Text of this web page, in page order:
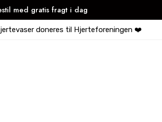
med gratis fragt i dag
doneres til Hjerteforeningen ❤️